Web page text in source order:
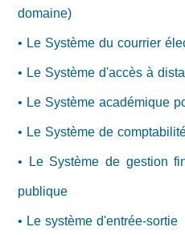
domaine)
• Le Système du courrier
• Le Système d'accès à
• Le Système académique
• Le Système de
• Le Système de gestion
publique
• Le système d'entrée-sortie